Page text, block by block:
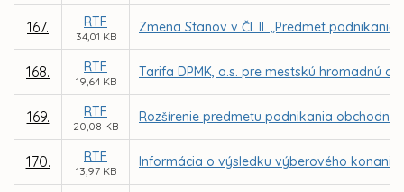
167. RTF
34,01 KB
Zmena Stanov v Čl. II. „Predmet
168. RTF
19,64 KB
Tarifa DPMK, a.s. pre mestskú hromadnú
169. RTF
20,08 KB
Rozšírenie predmetu podnikania
170. RTF
13,97 KB
Informácia o výsledku výberového